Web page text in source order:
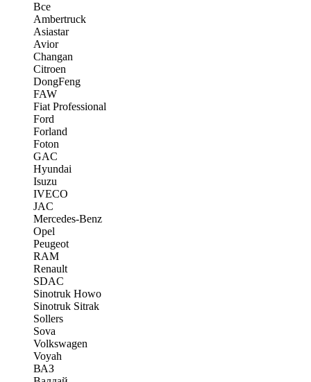
Все
Ambertruck
Asiastar
Avior
Changan
Citroen
DongFeng
FAW
Fiat Professional
Ford
Forland
Foton
GAC
Hyundai
Isuzu
IVECO
JAC
Mercedes-Benz
Opel
Peugeot
RAM
Renault
SDAC
Sinotruk Howo
Sinotruk Sitrak
Sollers
Sova
Volkswagen
Voyah
ВАЗ